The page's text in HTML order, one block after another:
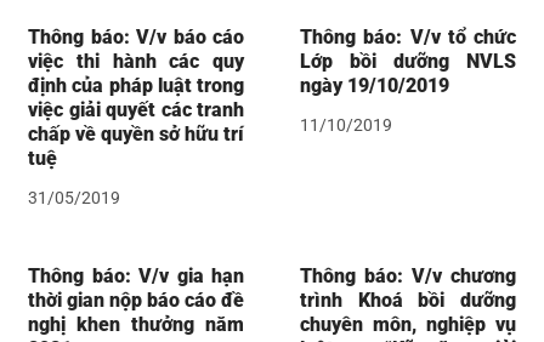
Thông báo: V/v báo cáo
việc thi hành các quy
định của pháp luật trong
việc giải quyết các tranh
chấp về quyền sở hữu trí
tuệ
31/05/2019
Thông báo: V/v tổ chức
Lớp bồi dưỡng NVLS
ngày 19/10/2019
11/10/2019
Thông báo: V/v gia hạn
thời gian nộp báo cáo đề
nghị khen thưởng năm
Thông báo: V/v chương
trình Khoá bồi dưỡng
chuyên môn, nghiệp vụ